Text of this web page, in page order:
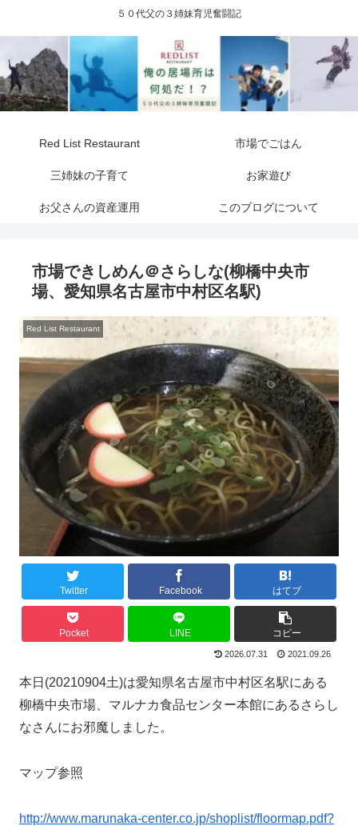
５０代父の３姉妹育児奮闘記
Red List Restaurant 市場でごはん
三姉妹の子育て お家遊び
お父さんの資産運用 このブログについて
市場できしめん＠さらしな(柳橋中央市
場、愛知県名古屋市中村区名駅)
Red List Restaurant
Twitter Facebook はてブ
Pocket LINE コピー
2026.07.31 2021.09.26
本日(20210904土)は愛知県名古屋市中村区名駅にある
柳橋中央市場、マルナカ食品センター本館にあるさらし
なさんにお邪魔しました。
マップ参照
http://www.marunaka-center.co.jp/shoplist/floormap.pdf?